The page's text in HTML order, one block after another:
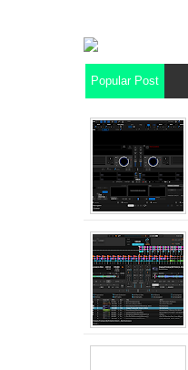
Popular Post